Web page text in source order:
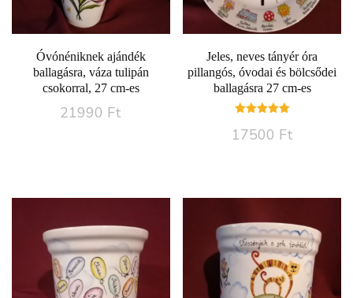
Óvónéniknek ajándék
ballagásra, váza tulipán
csokorral, 27 cm-es
21990 Ft
Jeles, neves tányér óra
pillangós, óvodai és bölcsődei
ballagásra 27 cm-es
5.00
17500 Ft